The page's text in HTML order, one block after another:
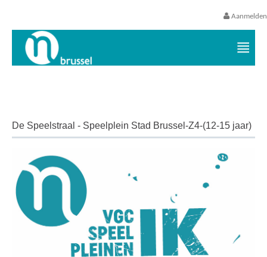
Aanmelden
De Speelstraal - Speelplein Stad Brussel-Z4-(12-15 jaar)